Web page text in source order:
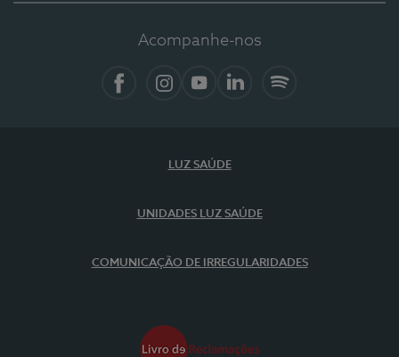
Acompanhe-nos
LUZ SAÚDE
UNIDADES LUZ SAÚDE
COMUNICAÇÃO DE IRREGULARIDADES